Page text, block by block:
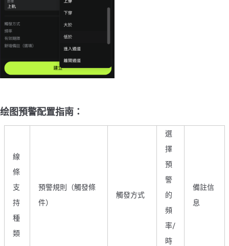
绘图預警配置指南：
線
條
支
持
種
類
預警規則（觸發條
件）
觸發方式
選
擇
預
警
的
頻
率/
時
備註信
息